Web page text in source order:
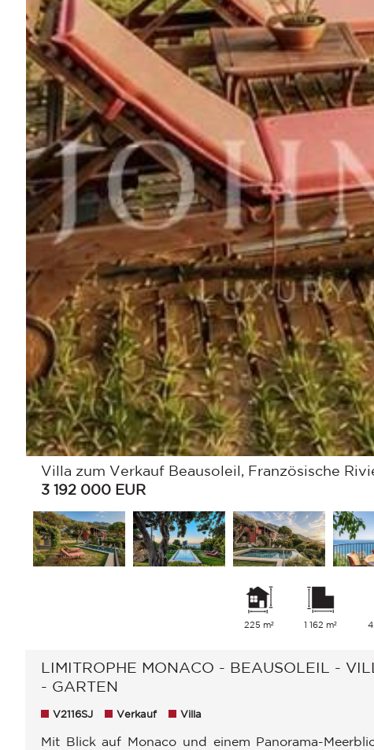
Villa zum Verkauf Beausoleil, Französische
3 192 000 EUR
225 m² 1 162 m²
LIMITROPHE MONACO - BEAUSOLEIL -
- GARTEN
V2116SJ Verkauf Villa
Mit Blick auf Monaco und einem Panorama-